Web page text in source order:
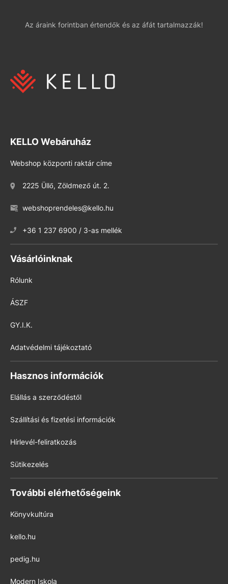
Az áraink forintban értendők és az áfát tartalmazzák!
KELLO Webáruház
Webshop központi raktár címe
2225 Üllő, Zöldmező út. 2.
webshoprendeles@kello.hu
+36 1 237 6900 / 3-as mellék
Vásárlóinknak
Rólunk
ÁSZF
GY.I.K.
Adatvédelmi tájékoztató
Hasznos információk
Elállás a szerződéstől
Szállítási és fizetési információk
Hírlevél-feliratkozás
Sütikezelés
További elérhetőségeink
Könyvkultúra
kello.hu
pedig.hu
Modern Iskola